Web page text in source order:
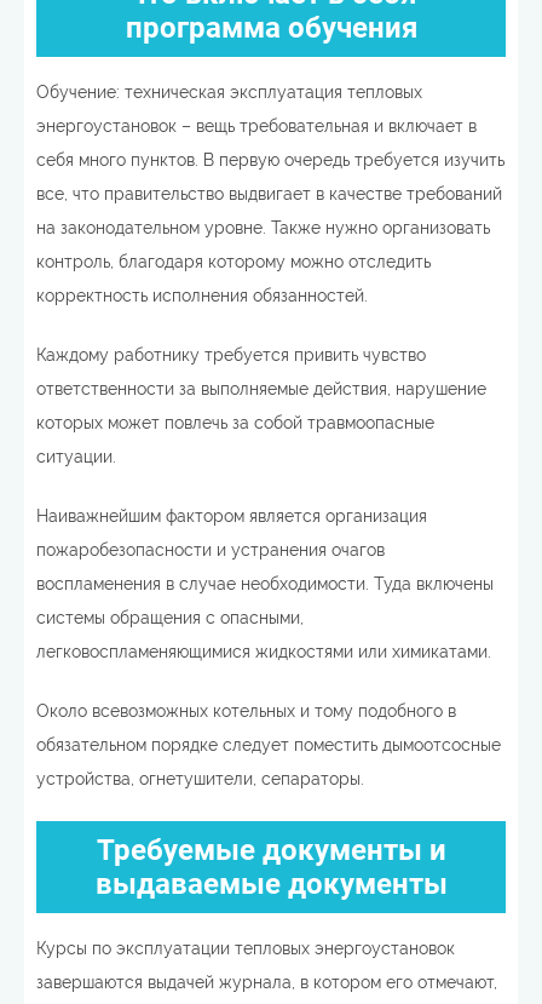
программа обучения
Обучение: техническая эксплуатация тепловых
энергоустановок – вещь требовательная и включает в
себя много пунктов. В первую очередь требуется изучить
все, что правительство выдвигает в качестве требований
на законодательном уровне. Также нужно организовать
контроль, благодаря которому можно отследить
корректность исполнения обязанностей.
Каждому работнику требуется привить чувство
ответственности за выполняемые действия, нарушение
которых может повлечь за собой травмоопасные
ситуации.
Наиважнейшим фактором является организация
пожаробезопасности и устранения очагов
воспламенения в случае необходимости. Туда включены
системы обращения с опасными,
легковоспламеняющимися жидкостями или химикатами.
Около всевозможных котельных и тому подобного в
обязательном порядке следует поместить дымоотсосные
устройства, огнетушители, сепараторы.
Требуемые документы и
выдаваемые документы
Курсы по эксплуатации тепловых энергоустановок
завершаются выдачей журнала, в котором его отмечают,